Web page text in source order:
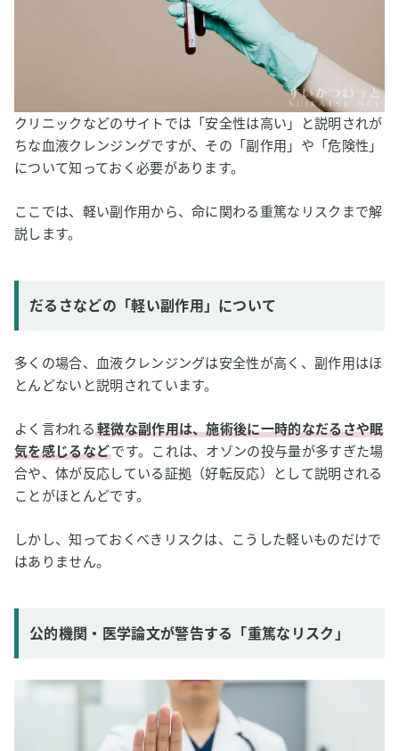
クリニックなどのサイトでは「安全性は高い」と説明されが
ちな血液クレンジングですが、その「副作用」や「危険性」
について知っておく必要があります。
ここでは、軽い副作用から、命に関わる重篤なリスクまで解
説します。
だるさなどの「軽い副作用」について
多くの場合、血液クレンジングは安全性が高く、副作用はほ
とんどないと説明されています。
よく言われる 軽微な副作用は、施術後に一時的なだるさや眠
気を感じるなどです。これは、オゾンの投与量が多すぎた場
合や、体が反応している証拠（好転反応）として説明される
ことがほとんどです。
しかし、知っておくべきリスクは、こうした軽いものだけで
はありません。
公的機関・医学論文が警告する「重篤なリスク」